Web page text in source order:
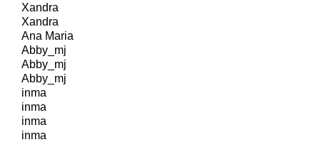
Xandra
Xandra
Ana Maria
Abby_mj
Abby_mj
Abby_mj
inma
inma
inma
inma